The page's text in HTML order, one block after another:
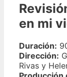
en mi
Duración:
Dirección:
Rivas y